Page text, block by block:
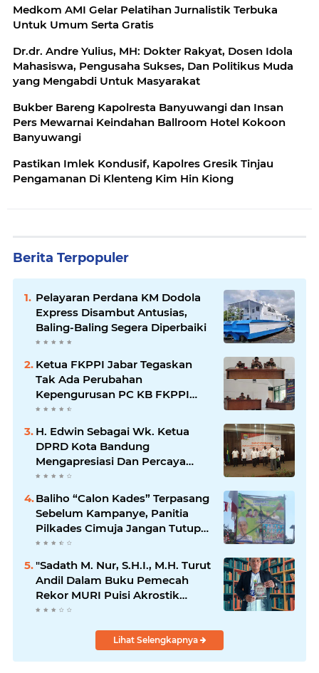
Medkom AMI Gelar Pelatihan Jurnalistik Terbuka
Untuk Umum Serta Gratis
Dr.dr. Andre Yulius, MH: Dokter Rakyat, Dosen Idola
Mahasiswa, Pengusaha Sukses, Dan Politikus Muda
yang Mengabdi Untuk Masyarakat
Bukber Bareng Kapolresta Banyuwangi dan Insan
Pers Mewarnai Keindahan Ballroom Hotel Kokoon
Banyuwangi
Pastikan Imlek Kondusif, Kapolres Gresik Tinjau
Pengamanan Di Klenteng Kim Hin Kiong
Berita Terpopuler
Pelayaran Perdana KM Dodola
Express Disambut Antusias,
Baling-Baling Segera Diperbaiki
Ketua FKPPI Jabar Tegaskan
Tak Ada Perubahan
Kepengurusan PC KB FKPPI
Sumedang, Ketua Cabang
Diminta Segera Konsolidasi
H. Edwin Sebagai Wk. Ketua
DPRD Kota Bandung
Mengapresiasi Dan Percaya
Penuh Kepada Kepemimpinan
Merdi Hajiji Sebagai ketua DPD
Lpm Kota Bandung Periode
2021-2026
Baliho “Calon Kades” Terpasang
Sebelum Kampanye, Panitia
Pilkades Cimuja Jangan Tutup
Mata
"Sadath M. Nur, S.H.I., M.H. Turut
Andil Dalam Buku Pemecah
Rekor MURI Puisi Akrostik
Terbanyak
Lihat Selengkapnya